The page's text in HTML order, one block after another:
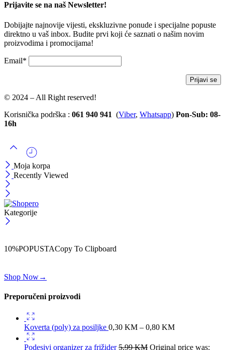
Prijavite se na naš Newsletter!
Dobijajte najnovije vijesti, ekskluzivne ponude i specijalne popuste
direktno u vaš inbox. Budite prvi koji će saznati o našim novim
proizvodima i promocijama!
Email*
© 2024 – All Right reserved!
Korisnička podrška : 061 940 941 (Viber, Whatsapp) Pon-Sub: 08-
16h
Moja korpa
Recently Viewed
Kategorije
10%POPUSTACopy To Clipboard
Shop Now→
Preporučeni proizvodi
Koverta (poly) za posiljke 0,30 KM – 0,80 KM
Podesivi organizer za frižider5,99KM Original price was: